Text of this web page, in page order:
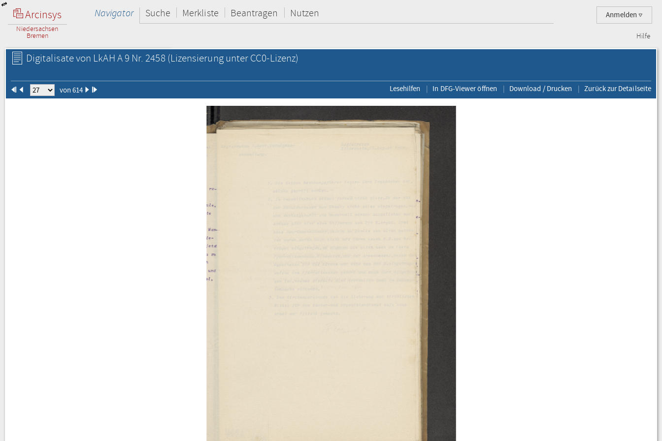
Arcinsys
Niedersachsen
Bremen
Anmelden
Navigator Suche Merkliste Beantragen Nutzen
Hilfe
Digitalisate von LkAH A 9 Nr. 2458(Lizensierung unter CC0-Lizenz)
von 614 Lesehilfen In DFG-Viewer öffnen Download / Drucken Zurück zur Detailseite